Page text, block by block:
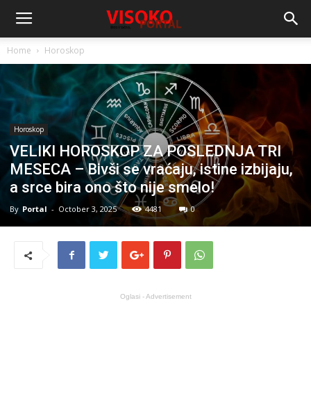
Home Horoskop
Horoskop
VELIKI HOROSKOP ZA POSLEDNJA TRI
MESECA – Bivši se vraćaju, istine izbijaju,
a srce bira ono što nije smelo!
By Portal - October 3, 2025 4481 0
Oglasi - Advertisement